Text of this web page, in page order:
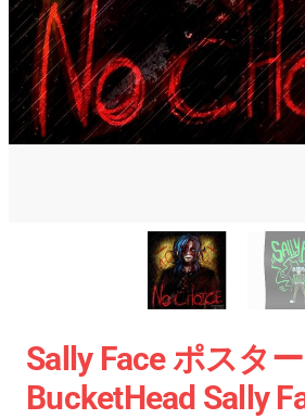
Sally Face ポスタ
BucketHead Sally